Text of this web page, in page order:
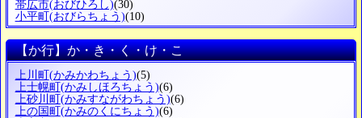
帯広市(おびひろし)(30)
小平町 (おびらちょう)(10)
【か行】か・き・く・け・こ
上川町 (かみかわちょう)(5)
上士幌町 (かみしほろちょう)(6)
上砂川町 (かみすながわちょう)(6)
上の国町 (かみのくにちょう)(6)